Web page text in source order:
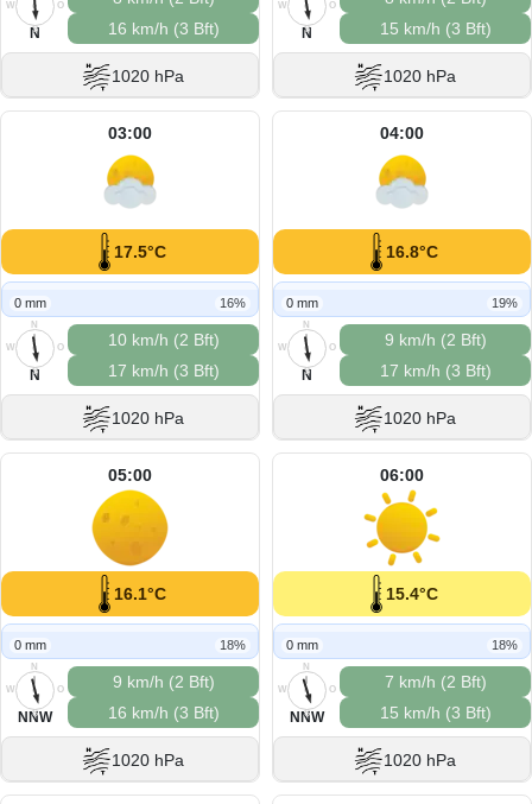
O
S
W
N
16 km/h (3 Bft)
1020 hPa
O
S
W
N
15 km/h (3 Bft)
1020 hPa
03:00
17.5°C
0 mm 16%
N
O
S
W
N
10 km/h (2 Bft)
17 km/h (3 Bft)
1020 hPa
04:00
16.8°C
0 mm 19%
N
O
S
W
N
9 km/h (2 Bft)
17 km/h (3 Bft)
1020 hPa
05:00
16.1°C
0 mm 18%
N
O
S
W
NNW
9 km/h (2 Bft)
16 km/h (3 Bft)
1020 hPa
06:00
15.4°C
0 mm 18%
N
O
S
W
NNW
7 km/h (2 Bft)
15 km/h (3 Bft)
1020 hPa